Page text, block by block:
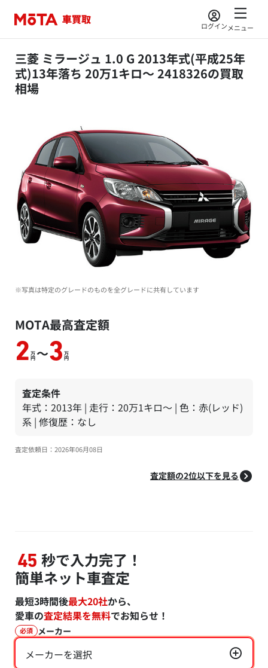
ログインメニュー
三菱 ミラージュ 1.0 G 2013年式(平成25年
式)13年落ち 20万1キロ～ 2418326の買取
相場
※写真は特定のグレードのものを全グレードに共有しています
MOTA最高査定額
2 万
円 ～3 万
円
査定条件
年式：2013年 | 走行：20万1キロ～ | 色：赤(レッド)
系 | 修復歴：なし
査定依頼日：2026年06月08日
査定額の2位以下を見る
45 秒で入力完了！
簡単ネット車査定
最短3時間後最大20社から、
愛車の査定結果を無料でお知らせ！
必須 メーカー
メーカーを選択